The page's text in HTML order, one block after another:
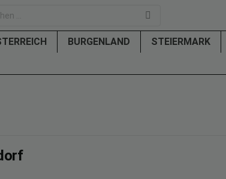
BURGENLAND STEIERMARK